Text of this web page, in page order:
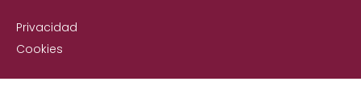
Privacidad
Cookies